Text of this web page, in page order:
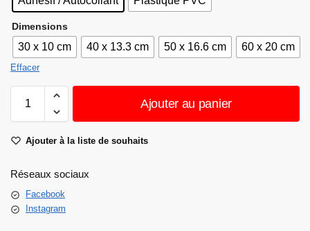
Dimensions
30 x 10 cm 40 x 13.3 cm 50 x 16.6 cm 60 x 20 cm
Effacer
Ajouter au panier
Ajouter à la liste de souhaits
Réseaux sociaux
Facebook
Instagram